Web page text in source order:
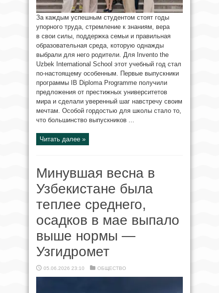
За каждым успешным студентом стоят годы
упорного труда, стремление к знаниям, вера
в свои силы, поддержка семьи и правильная
образовательная среда, которую однажды
выбрали для него родители. Для Invento the
Uzbek International School этот учебный год стал
по-настоящему особенным. Первые выпускники
программы IB Diploma Programme получили
предложения от престижных университетов
мира и сделали уверенный шаг навстречу своим
мечтам. Особой гордостью для школы стало то,
что большинство выпускников ...
Читать далее »
Минувшая весна в
Узбекистане была
теплее среднего,
осадков в мае выпало
выше нормы —
Узгидромет
05.06.2026 23:10 ОБЩЕСТВО